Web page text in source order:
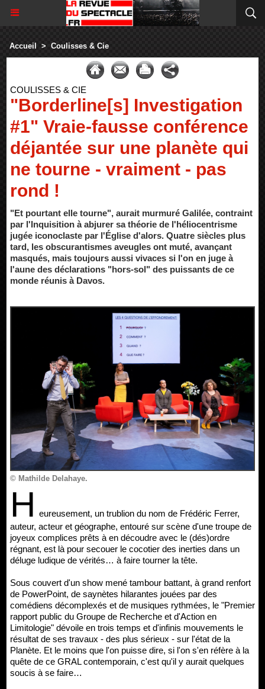
Accueil > Coulisses & Cie
COULISSES & CIE
"Borderline[s] Investigation
#1" Vraie-fausse conférence
déjantée sur une planète qui
ne tourne - vraiment - pas
rond !
"Et pourtant elle tourne", aurait murmuré Galilée, contraint
par l'Inquisition à abjurer sa théorie de l'héliocentrisme
jugée iconoclaste par l'Église d'alors. Quatre siècles plus
tard, les obscurantismes aveugles ont muté, avançant
masqués, mais toujours aussi vivaces si l'on en juge à
l'aune des déclarations "hors-sol" des puissants de ce
monde réunis à Davos.
© Mathilde Delahaye.
H eureusement, un trublion du nom de Frédéric Ferrer,
auteur, acteur et géographe, entouré sur scène d'une troupe de
joyeux complices prêts à en découdre avec le (dés)ordre
régnant, est là pour secouer le cocotier des inerties dans un
déluge ludique de vérités… à faire tourner la tête.
Sous couvert d'un show mené tambour battant, à grand renfort
de PowerPoint, de saynètes hilarantes jouées par des
comédiens décomplexés et de musiques rythmées, le "Premier
rapport public du Groupe de Recherche et d'Action en
Limitologie" dévoile en trois temps et d'infinis mouvements le
résultat de ses travaux - des plus sérieux - sur l'état de la
Planète. Et le moins que l'on puisse dire, si l'on s'en réfère à la
quête de ce GRAL contemporain, c'est qu'il y aurait quelques
soucis à se faire…